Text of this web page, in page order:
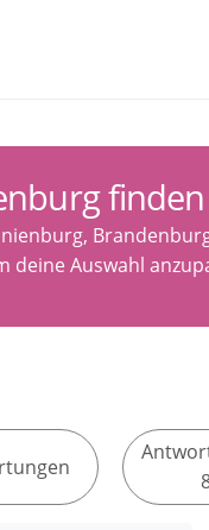
finden
deine Auswahl